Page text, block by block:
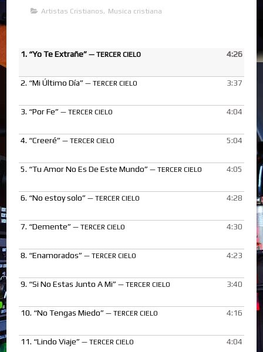
Artistas Cristianos, Musica cristiana
1. “Yo Te Extrañe” — TERCER CIELO 4:26
2. “Mi Último Día” — TERCER CIELO 3:37
3. “Por Fe” — TERCER CIELO 4:04
4. “Creeré” — TERCER CIELO 5:04
5. “Tu Amor No Es De Este Mundo” — TERCER CIELO 4:05
6. “No estoy solo” — TERCER CIELO 4:28
7. “Demente” — TERCER CIELO 4:30
8. “Enamorados” — TERCER CIELO 4:23
9. “Si No Estas Junto A Mi” — TERCER CIELO 3:40
10. “No Tengas Miedo” — TERCER CIELO 4:16
11. “Lindo Viaje” — TERCER CIELO 4:04